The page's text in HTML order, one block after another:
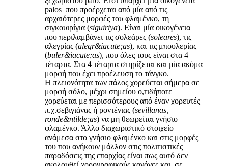
palos που προέρχεται από μία από τις
αρχαιότερες μορφές του φλαμένκο, τη
σιγκουιρίγια (siguiriya). Είναι μία οικογένεια
που περιλαμβάνει τις σολεάρες (soleares), τις
αλεγρίας (alegr&iacute;as), και τις μπουλερίας
(buler&iacute;as), που όλες τους είναι στα 4
τέταρτα. Στα 4 τέταρτα στηρίζεται και μία ακόμα
μορφή που έχει προέλευση το τάνγκο.
Η πλειονότητα των πάλος χορεύεται σήμερα σε
μορφή σόλο, μέχρι σημείου ο,τιδήποτε
χορεύεται με περισσότερους από έναν χορευτές
π.χ.σεβιγιάνας ή ροντένιας (sevillanas,
ronde&ntilde;as) να μη θεωρείται γνήσιο
φλαμένκο. Άλλο διαχωριστικό στοιχείο
ανάμεσα στο γνήσιο φλαμένκο και στις μορφές
του που ανήκουν μάλλον στις πολιτιστικές
παραδόσεις της επαρχίας είναι πως αυτό δεν